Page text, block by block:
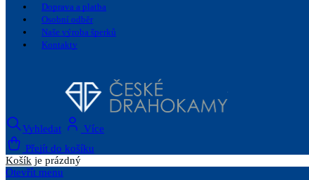
Doprava a platba
Osobní odběr
Naše výroba šperků
Kontakty
Vyhledat
Více
Přejít do košíku
Košík je prázdný
Otevřít menu